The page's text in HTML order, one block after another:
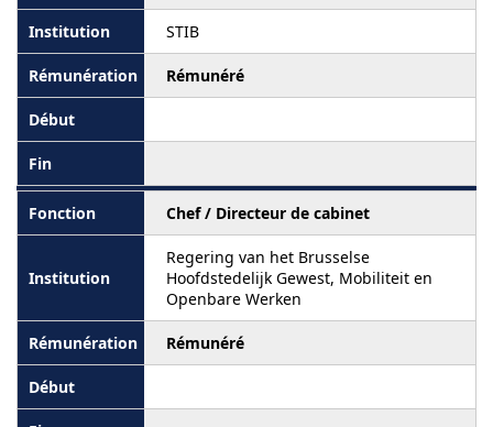
STIB
Rémunéré
Chef / Directeur de cabinet
Regering van het Brusselse
Hoofdstedelijk Gewest, Mobiliteit en
Openbare Werken
Rémunéré